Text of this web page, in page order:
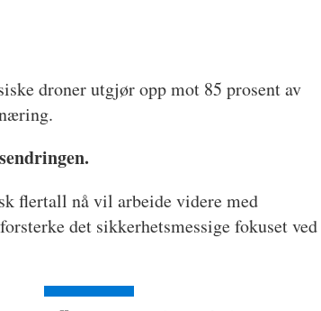
droner utgjør opp mot 85 prosent av
flertall nå vil arbeide videre med
det sikkerhetsmessige fokuset ved